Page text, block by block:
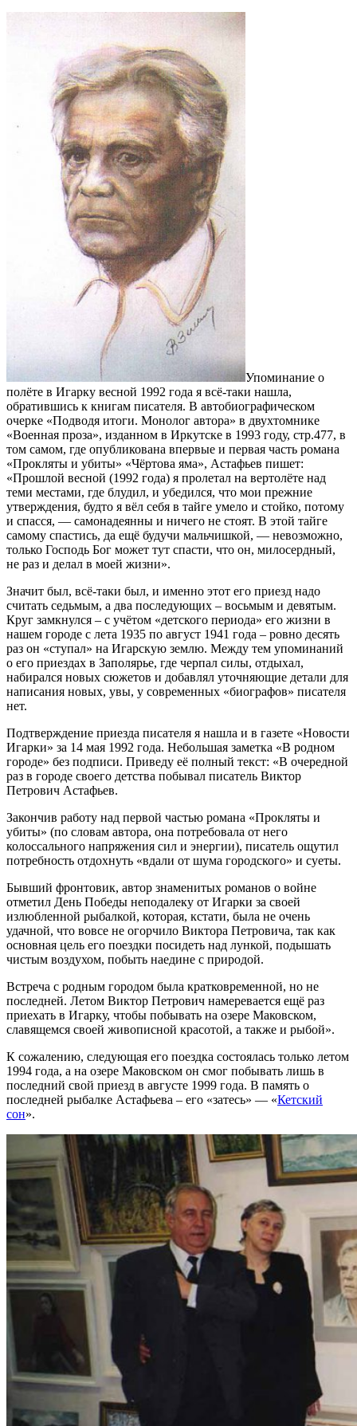
Упоминание о
полёте в Игарку весной 1992 года я всё-таки нашла,
обратившись к книгам писателя. В автобиографическом
очерке «Подводя итоги. Монолог автора» в двухтомнике
«Военная проза», изданном в Иркутске в 1993 году, стр.477, в
том самом, где опубликована впервые и первая часть романа
«Прокляты и убиты» «Чёртова яма», Астафьев пишет:
«Прошлой весной (1992 года) я пролетал на вертолёте над
теми местами, где блудил, и убедился, что мои прежние
утверждения, будто я вёл себя в тайге умело и стойко, потому
и спасся, — самонадеянны и ничего не стоят. В этой тайге
самому спастись, да ещё будучи мальчишкой, — невозможно,
только Господь Бог может тут спасти, что он, милосердный,
не раз и делал в моей жизни».
Значит был, всё-таки был, и именно этот его приезд надо
считать седьмым, а два последующих – восьмым и девятым.
Круг замкнулся – с учётом «детского периода» его жизни в
нашем городе с лета 1935 по август 1941 года – ровно десять
раз он «ступал» на Игарскую землю. Между тем упоминаний
о его приездах в Заполярье, где черпал силы, отдыхал,
набирался новых сюжетов и добавлял уточняющие детали для
написания новых, увы, у современных «биографов» писателя
нет.
Подтверждение приезда писателя я нашла и в газете «Новости
Игарки» за 14 мая 1992 года. Небольшая заметка «В родном
городе» без подписи. Приведу её полный текст: «В очередной
раз в городе своего детства побывал писатель Виктор
Петрович Астафьев.
Закончив работу над первой частью романа «Прокляты и
убиты» (по словам автора, она потребовала от него
колоссального напряжения сил и энергии), писатель ощутил
потребность отдохнуть «вдали от шума городского» и суеты.
Бывший фронтовик, автор знаменитых романов о войне
отметил День Победы неподалеку от Игарки за своей
излюбленной рыбалкой, которая, кстати, была не очень
удачной, что вовсе не огорчило Виктора Петровича, так как
основная цель его поездки посидеть над лункой, подышать
чистым воздухом, побыть наедине с природой.
Встреча с родным городом была кратковременной, но не
последней. Летом Виктор Петрович намеревается ещё раз
приехать в Игарку, чтобы побывать на озере Маковском,
славящемся своей живописной красотой, а также и рыбой».
К сожалению, следующая его поездка состоялась только летом
1994 года, а на озере Маковском он смог побывать лишь в
последний свой приезд в августе 1999 года. В память о
последней рыбалке Астафьева – его «затесь» — «Кетский
сон».